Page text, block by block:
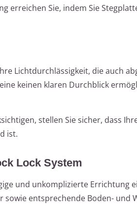
erreichen Sie, indem Sie
Lichtdurchlässigkeit, die auch
keinen klaren Durchblick
stellen Sie sicher, dass
ist.
Lock System
und unkomplizierte Errichtung
sowie entsprechende Boden- und